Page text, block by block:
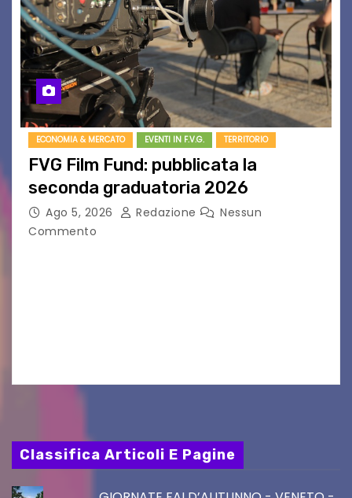
ECONOMIA & MERCATO EVENTI IN F.V.G. TERRITORIO
FVG Film Fund: pubblicata la
seconda graduatoria 2026
Ago 5, 2026 Redazione
Nessun
Commento
Classifica Articoli E Pagine